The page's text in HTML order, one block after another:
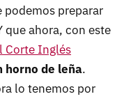
podemos preparar
que ahora, con este
Corte Inglés
horno de leña.
lo tenemos por